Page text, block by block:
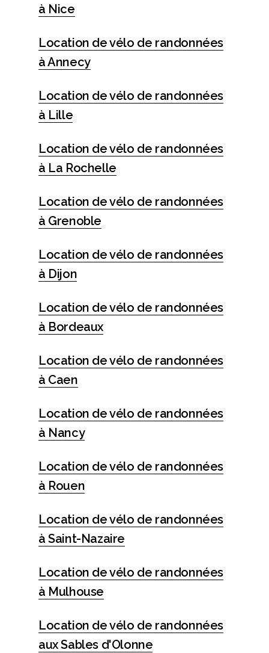
à Nice
Location de vélo de randonnées
à Annecy
Location de vélo de randonnées
à Lille
Location de vélo de randonnées
à La Rochelle
Location de vélo de randonnées
à Grenoble
Location de vélo de randonnées
à Dijon
Location de vélo de randonnées
à Bordeaux
Location de vélo de randonnées
à Caen
Location de vélo de randonnées
à Nancy
Location de vélo de randonnées
à Rouen
Location de vélo de randonnées
à Saint-Nazaire
Location de vélo de randonnées
à Mulhouse
Location de vélo de randonnées
aux Sables d'Olonne